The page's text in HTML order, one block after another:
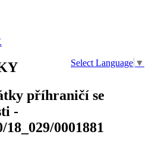
Select Language ▼
příhraničí se
-
18_029/0001881